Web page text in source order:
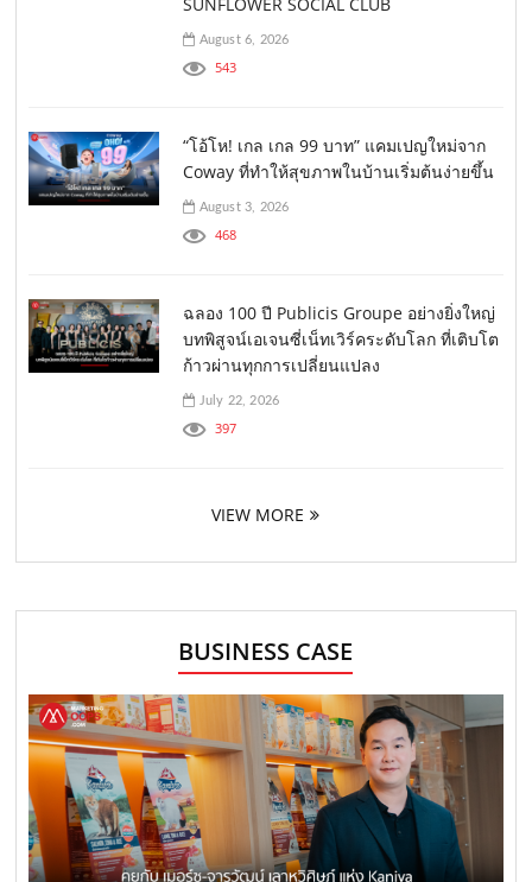
August 6, 2026
543
“โอ้โห! เกล เกล 99 บาท” แคมเปญใหม่จาก
Coway ที่ทำให้สุขภาพในบ้านเริ่มต้นง่ายขึ้น
August 3, 2026
468
ฉลอง 100 ปี Publicis Groupe อย่างยิ่งใหญ่
บทพิสูจน์เอเจนซี่เน็ทเวิร์คระดับโลก ที่เติบโต
ก้าวผ่านทุกการเปลี่ยนแปลง
July 22, 2026
397
VIEW MORE
BUSINESS CASE